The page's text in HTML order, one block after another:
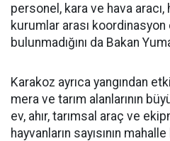
personel, kara ve hava
kurumlar arası
bulunmadığını da Bakan
Karakoz ayrıca yangından
mera ve tarım alanlarının
ev, ahır, tarımsal araç ve
hayvanların sayısının